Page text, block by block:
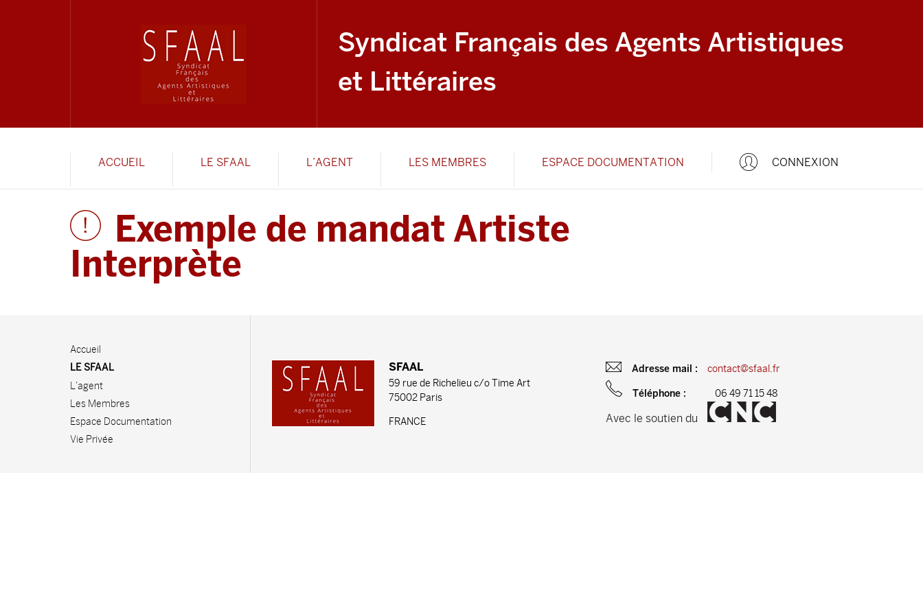
Syndicat Français des Agents Artistiques
et Littéraires
ACCUEIL LE SFAAL L’AGENT LES MEMBRES ESPACE DOCUMENTATION CONNEXION
Exemple de mandat Artiste
Interprète
Accueil
LE SFAAL
L'agent
Les Membres
Espace Documentation
Vie Privée
SFAAL
59 rue de Richelieu c/o Time Art
75002 Paris
FRANCE
Adresse mail : contact@sfaal.fr
Téléphone : 06 49 71 15 48
Avec le soutien du